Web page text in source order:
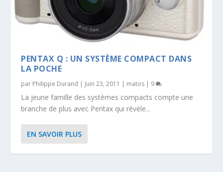
PENTAX Q : UN SYSTÈME COMPACT DANS
LA POCHE
par Philippe Durand | Juin 23, 2011 | matos | 9
La jeune famille des systèmes compacts compte une
branche de plus avec Pentax qui révèle...
EN SAVOIR PLUS